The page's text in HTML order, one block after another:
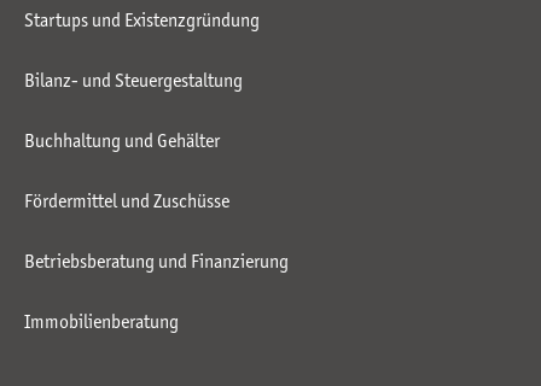
Startups und Existenzgründung
Bilanz- und Steuergestaltung
Buchhaltung und Gehälter
Fördermittel und Zuschüsse
Betriebsberatung und Finanzierung
Immobilienberatung